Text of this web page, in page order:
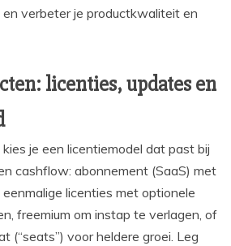
verbeter je productkwaliteit en
licenties, updates en
je een licentiemodel dat past bij
cashflow: abonnement (SaaS) met
licenties met optionele
freemium om instap te verlagen, of
(“seats”) voor heldere groei. Leg